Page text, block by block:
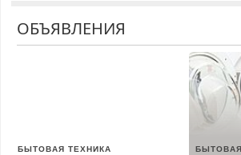
ОБЪЯВЛЕНИЯ
БЫТОВАЯ ТЕХНИКА